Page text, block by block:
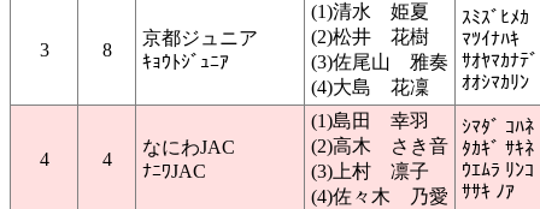
3 8
京都ジュニア
ｷｮｳﾄｼﾞｭﾆｱ
(1)清水 姫夏
(2)松井 花樹
(3)佐尾山 雅奏
(4)大島 花凜
ｽﾐｽﾞﾋﾒｶ
ﾏﾂｲﾅﾊｷ
ｻｵﾔﾏｶﾅﾃﾞ
ｵｵｼﾏｶﾘﾝ
4 4
なにわJAC
ﾅﾆﾜJAC
(1)島田 幸羽
(2)高木 さき音
(3)上村 凛子
(4)佐々木 乃愛
ｼﾏﾀﾞ ｺﾊﾈ
ﾀｶｷﾞ ｻｷﾈ
ｳｴﾑﾗ ﾘﾝｺ
ｻｻｷ ﾉｱ